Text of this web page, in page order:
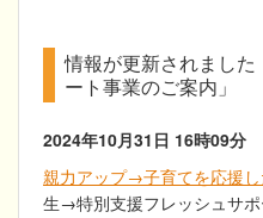
情報が更新されまし
ート事業のご案内」
2024年10月31日 16時09分
親力アップ→子育てを応援
生→特別支援フレッシュサ